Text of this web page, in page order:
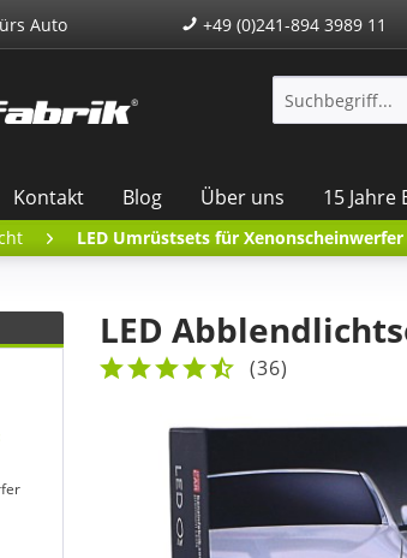
Auto +49 (0)241-894 3989 11
Kontakt Blog Über uns 15 Jahre
LED Umrüstsets für Xenonscheinwerfer
LED
(36)